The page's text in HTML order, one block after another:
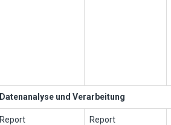
Datenanalyse und Verarbeitung
Report Report